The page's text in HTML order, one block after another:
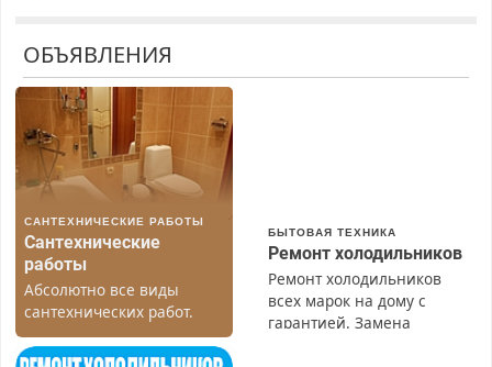
ОБЪЯВЛЕНИЯ
САНТЕХНИЧЕСКИЕ РАБОТЫ
Сантехнические
работы
Абсолютно все виды
сантехнических работ.
Быстро. Качественно.
Недорого.
БЫТОВАЯ ТЕХНИКА
Ремонт холодильников
Ремонт холодильников
всех марок на дому с
гарантией. Замена